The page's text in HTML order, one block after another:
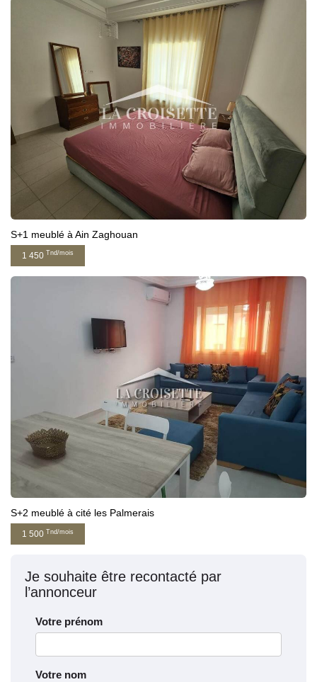
S+1 meublé à Ain Zaghouan
1 450 Tnd/mois
S+2 meublé à cité les Palmerais
1 500 Tnd/mois
Je souhaite être recontacté par
l’annonceur
Votre prénom
Votre nom